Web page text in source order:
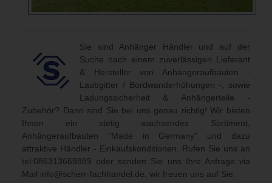
Sie sind Anhänger Händler und auf der
Suche nach einem zuverlässigen Lieferant
& Hersteller von Anhängeraufbauten -
Laubgitter / Bordwanderhöhungen -, sowie
Ladungssicherheit & Anhängerteile -
Zubehör? Dann sind Sie bei uns genau richtig! Wir bieten
Ihnen ein stetig wachsendes Sortiment,
Anhängeraufbauten "Made in Germany" und dazu
attraktive Händler - Einkaufskonditionen. Rufen Sie uns an
tel:086313669889 oder senden Sie uns Ihre Anfrage via
Mail info@scherr-fachhandel.de , wir freuen uns auf Sie.